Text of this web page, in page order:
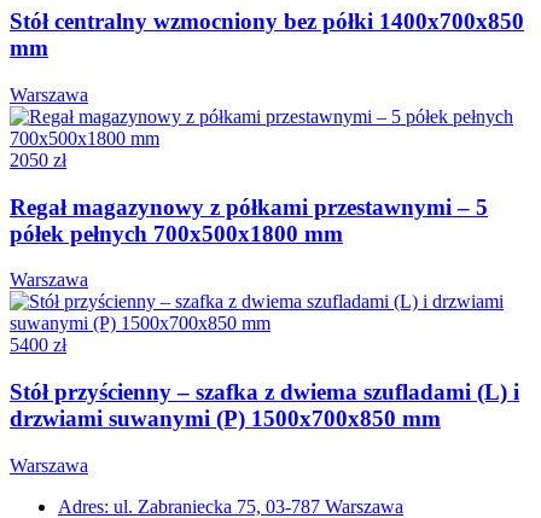
Stół centralny wzmocniony bez półki 1400x700x850
mm
Warszawa
2050 zł
Regał magazynowy z półkami przestawnymi – 5
półek pełnych 700x500x1800 mm
Warszawa
5400 zł
Stół przyścienny – szafka z dwiema szufladami (L) i
drzwiami suwanymi (P) 1500x700x850 mm
Warszawa
Adres: ul. Zabraniecka 75, 03-787 Warszawa